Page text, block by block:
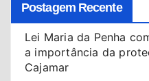
Postagem Recente
Lei Maria da Penha
a importância da
Cajamar